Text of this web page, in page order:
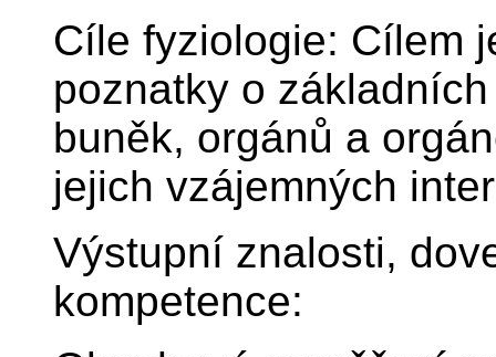
Cíle fyziologie: Cílem
poznatky o
buněk, orgánů a
jejich vzájemných
Výstupní znalosti,
kompetence: